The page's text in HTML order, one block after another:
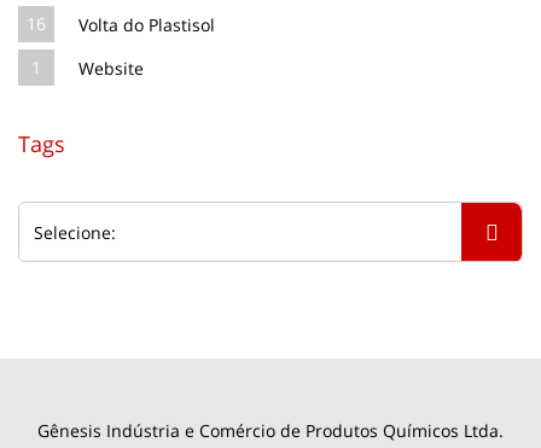
16
Volta do Plastisol
1
Website
Tags
Gênesis Indústria e Comércio de Produtos Químicos Ltda.